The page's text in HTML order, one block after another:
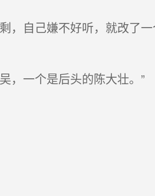
自己嫌不好听，就改了
，一个是后头的陈大壮。”